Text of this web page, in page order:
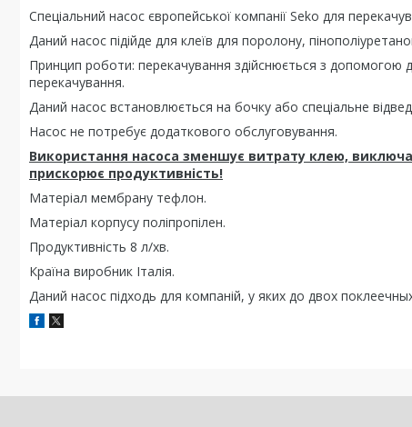
Спеціальний насос європейської компанії Seko для
Даний насос підійде для клеїв для поролону,
Принцип роботи: перекачування здійснюється з
перекачування.
Даний насос встановлюється на бочку або спеціальне
Насос не потребує додаткового обслуговування.
Використання насоса зменшує витрату клею,
прискорює продуктивність!
Матеріал мембрану тефлон.
Матеріал корпусу поліпропілен.
Продуктивність 8 л/хв.
Країна виробник Італія.
Даний насос підходь для компаній, у яких до двох